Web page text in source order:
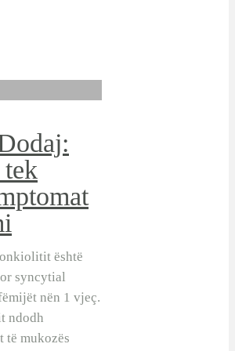
është
syncytial
nën 1 vjeç.
ndodh
të mukozës